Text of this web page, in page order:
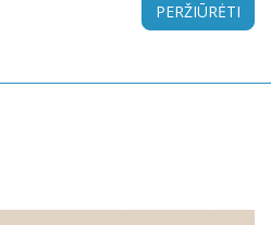
PERŽIŪRĖTI